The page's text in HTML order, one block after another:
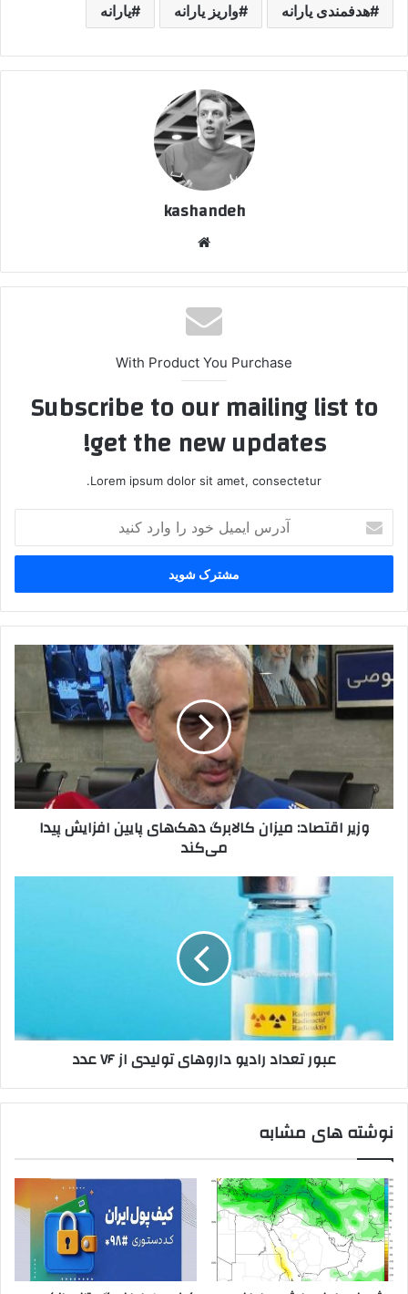
هدفمندی یارانه واریز یارانه یارانه
kashandeh
With Product You Purchase
Subscribe to our mailing list to
get the new updates!
Lorem ipsum dolor sit amet, consectetur.
ایمیل
خود
وارد
کنید
وزیر
اقتصاد:
میزان
کالابرگ
پیدا
می‌کند
وزیر اقتصاد: میزان کالابرگ دهک‌های پایین افزایش پیدا
می‌کند
عبور تعداد رادیو دارو‌های تولیدی از ۷۶ عدد
نوشته های مشابه